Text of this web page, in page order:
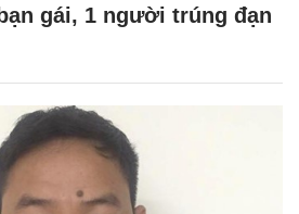
gái, 1 người trúng đạn